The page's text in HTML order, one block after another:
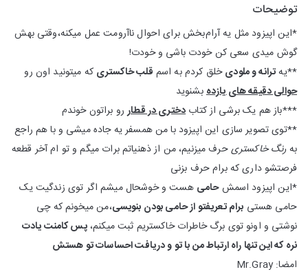
توضیحات
*این اپیزود مثل یه آرام‌بخش برای احوال ناآرومت عمل میکنه،وقتی بهش
گوش میدی سعی کن خودت باشی و خودت!
**یهترانه و ملودیخلق کردم به اسم قلب خاکستری که میتونید اون رو
حوالی دقیقه های یازدهبشنوید
***باز هم یک برشی از کتاب دختری در قطاررو براتون خوندم
**توی تصویر سازی این اپیزود با من همسفر یه جاده میشی و با هم راجع
به رنگ خاکستریحرف میزنیم، من از ذهنیاتم برات میگم و تو ام آخر قطعه
فرصتشو داری که برام حرف بزنی
*این اپیزود اسمشحامی هست و خوشحال میشم اگر توی زندگیت یک
حامی هستی برام تعریفتو از حامی بودن بنویسی،من میخونم که چی
نوشتی و اونو توی برگ خاطرات خاکستریم ثبت میکنم،پس کامنت یادت
نره که این تنها راه ارتباط من با تو و دریافت احساسات تو هستش
امضا: Mr.Gray